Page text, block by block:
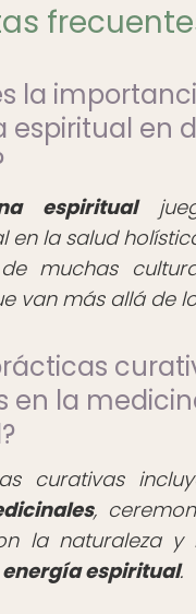
la
espiritual en
espiritual
en la salud
muchas
van más allá de
en la
curativas
,
la naturaleza
energía espiritual.